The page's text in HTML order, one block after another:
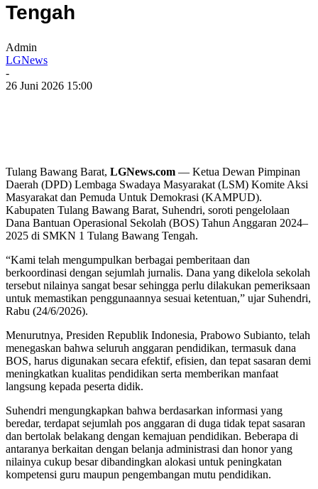
Tengah
Admin
LGNews
-
26 Juni 2026 15:00
Tulang Bawang Barat, LGNews.com — Ketua Dewan Pimpinan
Daerah (DPD) Lembaga Swadaya Masyarakat (LSM) Komite Aksi
Masyarakat dan Pemuda Untuk Demokrasi (KAMPUD).
Kabupaten Tulang Bawang Barat, Suhendri, soroti pengelolaan
Dana Bantuan Operasional Sekolah (BOS) Tahun Anggaran 2024–
2025 di SMKN 1 Tulang Bawang Tengah.
“Kami telah mengumpulkan berbagai pemberitaan dan
berkoordinasi dengan sejumlah jurnalis. Dana yang dikelola sekolah
tersebut nilainya sangat besar sehingga perlu dilakukan pemeriksaan
untuk memastikan penggunaannya sesuai ketentuan,” ujar Suhendri,
Rabu (24/6/2026).
Menurutnya, Presiden Republik Indonesia, Prabowo Subianto, telah
menegaskan bahwa seluruh anggaran pendidikan, termasuk dana
BOS, harus digunakan secara efektif, efisien, dan tepat sasaran demi
meningkatkan kualitas pendidikan serta memberikan manfaat
langsung kepada peserta didik.
Suhendri mengungkapkan bahwa berdasarkan informasi yang
beredar, terdapat sejumlah pos anggaran di duga tidak tepat sasaran
dan bertolak belakang dengan kemajuan pendidikan. Beberapa di
antaranya berkaitan dengan belanja administrasi dan honor yang
nilainya cukup besar dibandingkan alokasi untuk peningkatan
kompetensi guru maupun pengembangan mutu pendidikan.